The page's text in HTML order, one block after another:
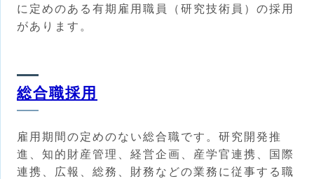
に定めのある有期雇用職員（研究技術員）の採用
があります。
総合職採用
雇用期間の定めのない総合職です。研究開発推
進、知的財産管理、経営企画、産学官連携、国際
連携、広報、総務、財務などの業務に従事する職